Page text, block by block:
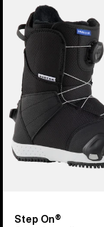
Smalls
Step On®
Snowboardboots
Kinder
Step On®